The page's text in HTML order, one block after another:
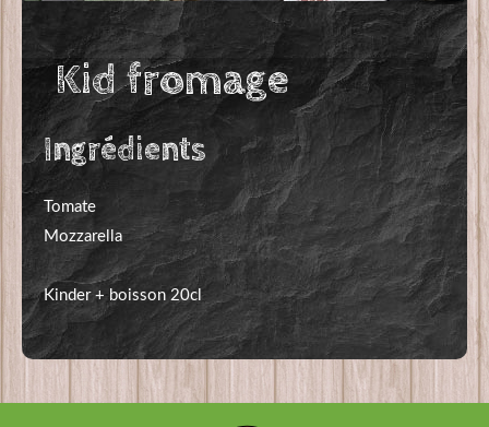
Kid fromage
Ingrédients
Tomate
Mozzarella
Kinder + boisson 20cl